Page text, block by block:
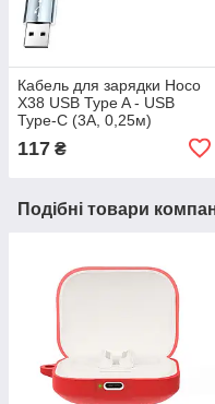
Кабель для зарядки Hoco
X38 USB Type A - USB
Type-C (3A, 0,25м)
117 ₴
Подібні товари